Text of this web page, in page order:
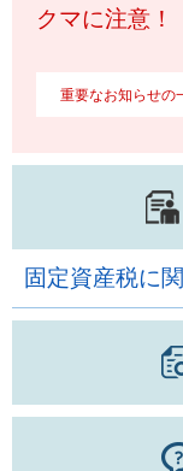
クマに注意！
重要なお知らせの
固定資産税に